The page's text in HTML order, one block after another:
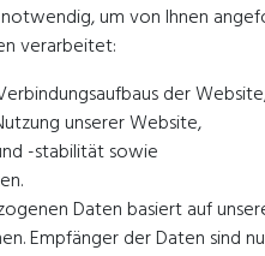
um von Ihnen
verarbeitet:
der
unserer Website,
-stabilität sowie
Daten basiert auf
Empfänger der Daten